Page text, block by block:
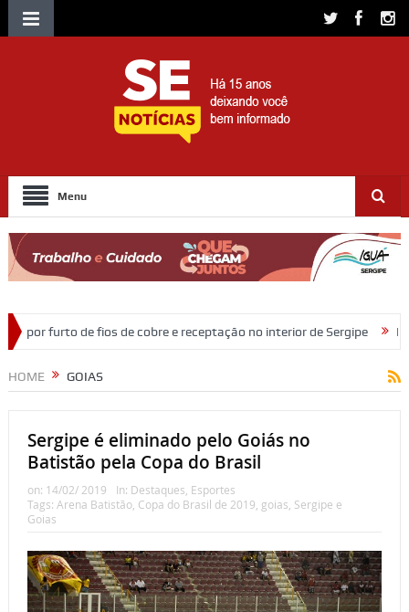
Menu
e receptação no interior de Sergipe Idosa de 82 anos morre
HOME GOIAS
Sergipe é eliminado pelo Goiás no
Batistão pela Copa do Brasil
on: 14/02/ 2019 In: Destaques, Esportes
Tags: Arena Batistão, Copa do Brasil de 2019, goias, Sergipe e
Goias